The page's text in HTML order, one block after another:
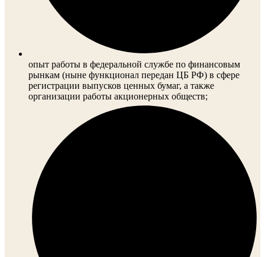
опыт работы в федеральной службе по финансовым
рынкам (ныне функционал передан ЦБ РФ) в сфере
регистрации выпусков ценных бумаг, а также
организации работы акционерных обществ;